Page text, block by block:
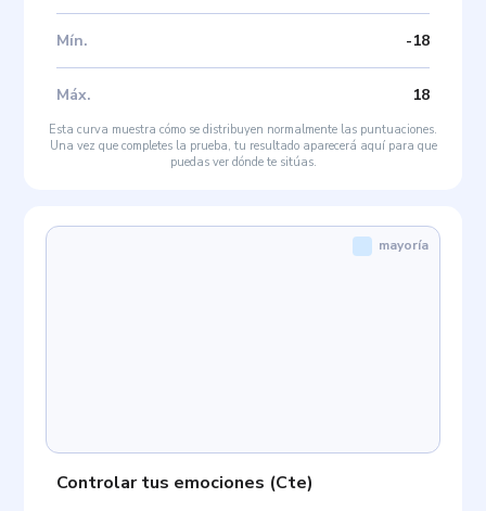
Mín. -18
Máx. 18
Esta curva muestra cómo se distribuyen normalmente las puntuaciones.
Una vez que completes la prueba, tu resultado aparecerá aquí para que
puedas ver dónde te sitúas.
Controlar tus emociones (Cte)
mayoría